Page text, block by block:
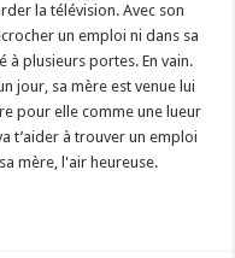
la télévision. Avec son
un emploi ni dans sa
à plusieurs portes. En vain.
jour, sa mère est venue lui
pour elle comme une lueur
t’aider à trouver un emploi
mère, l'air heureuse.